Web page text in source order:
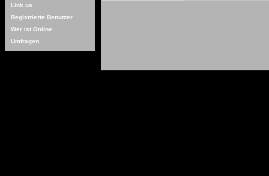
Link us
Registrierte Benutzer
Wer ist Online
Umfragen